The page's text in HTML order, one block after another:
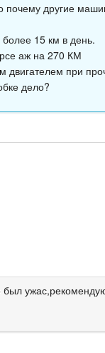
почему другие
15 км в день.
аж на 270 КМ
при
дело?
был